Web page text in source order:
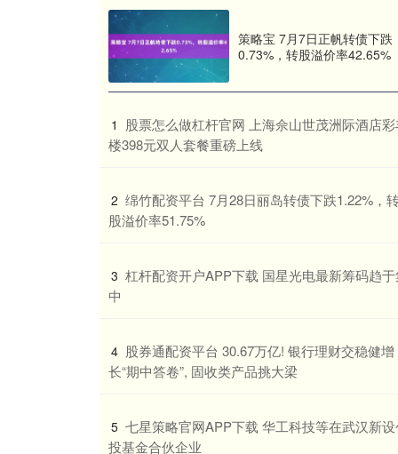
杨帆配资平台 小玥儿选择更清醒，S妈卖
兰出招_孩子_汪小菲_马筱梅
股票配资app 02-24
如今，最可怕的不是你犯了错，而是你误以为别
演了两年，台词早已被说
策略宝 7月7日正帆转债下跌
0.73%，转股溢价率42.65%
1
股票怎么做杠杆官网 上海佘山世茂洲际酒店
楼398元双人套餐重磅上线
2 绵竹配资平台 7月28日丽岛转债下跌1.22%，
股溢价率51.75%
3 杠杆配资开户APP下载 国星光电最新筹码趋
中
4 ​股券通配资平台 30.67万亿! 银行理财交稳健增
长“期中答卷”, 固收类产品挑大梁
5 七星策略官网APP下载 华工科技等在武汉新
投基金合伙企业